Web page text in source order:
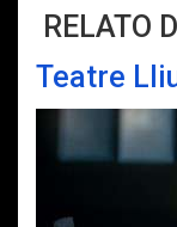
RELATO
Teatre